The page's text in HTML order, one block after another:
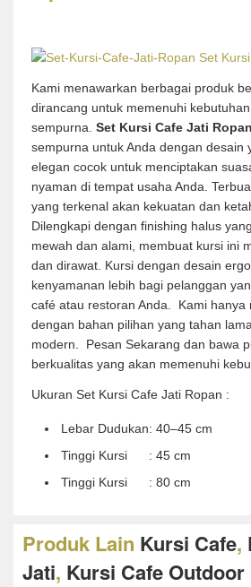
Kami menawarkan berbagai produk
dirancang untuk memenuhi
sempurna. Set Kursi Cafe Jati Ropan
sempurna untuk Anda dengan desain
elegan cocok untuk menciptakan
nyaman di tempat usaha Anda.
yang terkenal akan kekuatan dan
Dilengkapi dengan finishing halus
mewah dan alami, membuat kursi ini
dan dirawat. Kursi dengan desain
kenyamanan lebih bagi pelanggan
café atau restoran Anda. Kami hanya
dengan bahan pilihan yang tahan
modern. Pesan Sekarang dan bawa
berkualitas yang akan memenuhi
Ukuran Set Kursi Cafe Jati Ropan :
Lebar Dudukan: 40–45 cm
Tinggi Kursi : 45 cm
Tinggi Kursi : 80 cm
Produk Lain Kursi Cafe,
Jati, Kursi Cafe Outdoor